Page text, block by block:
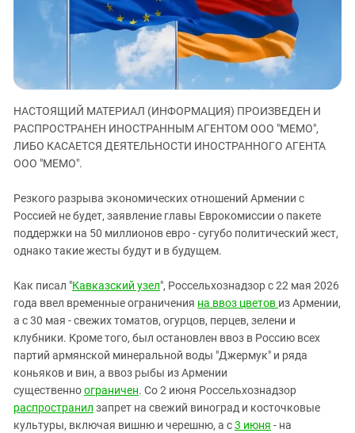
ЗАСТАВЛЯЕТ
КАВКАЗ ЗА ПАЛЕСТИНУ
ИНАКОМЫСЛИЕ В ЧЕЧНЕ
ПРЕСЛЕДОВАНИЕ АКТИВИСТОВ
МОБИЛИЗАЦИЯ И ПРОТЕСТЫ
Ингушетия
Кабардино-Балкария
Калмыкия
Карачаево-Черкесия
Краснодарский край
Нагорный Карабах
Ростовская область
Северная Осетия - Алания
СКФО
Ставропольский край
Чечня
Южная Осетия
Южный Кавказ
НАСТОЯЩИЙ МАТЕРИАЛ (ИНФОРМАЦИЯ) ПРОИЗВЕДЕН И
РАСПРОСТРАНЕН ИНОСТРАННЫМ АГЕНТОМ ООО "МЕМО",
ЛИБО КАСАЕТСЯ ДЕЯТЕЛЬНОСТИ ИНОСТРАННОГО АГЕНТА
ООО "МЕМО".
Резкого разрыва экономических отношений Армении с
Россией не будет, заявление главы Еврокомиссии о пакете
поддержки на 50 миллионов евро - сугубо политический жест,
однако такие жесты будут и в будущем.
Как писал "Кавказский узел", Россельхознадзор с 22 мая 2026
года ввел временные ограничения на ввоз цветов из Армении,
а с 30 мая - свежих томатов, огурцов, перцев, зелени и
клубники. Кроме того, был остановлен ввоз в Россию всех
партий армянской минеральной воды "Джермук" и ряда
коньяков и вин, а ввоз рыбы из Армении
существенноограничен. Со 2 июня Россельхознадзор
распространил запрет на свежий виноград и косточковые
культуры, включая вишню и черешню, а с3 июня - на